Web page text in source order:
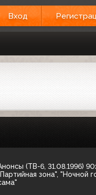
Вход
и заставка "Далее"
"Кинескоп"; "Ресторанный
(ТВ-6, 30.03.1996)
(ТВ-6, 31.08.1996)
зона", "Ночной